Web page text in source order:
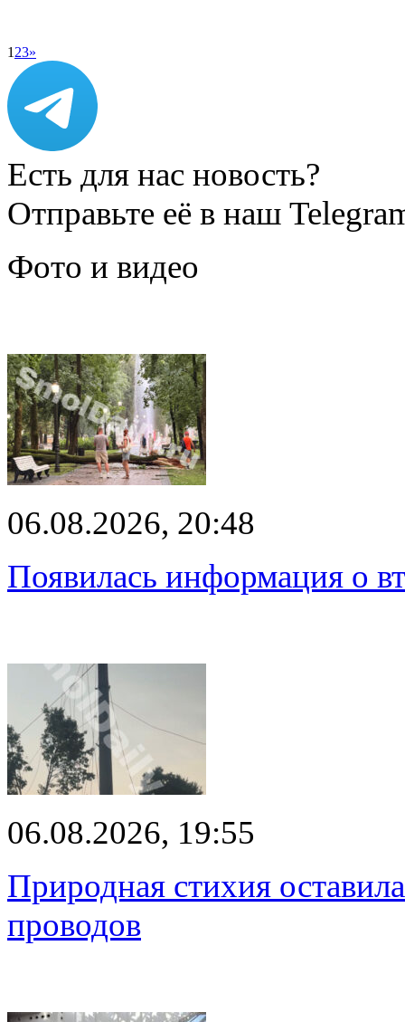
1 23»
Есть для нас новость?
Отправьте её в наш
Фото и видео
06.08.2026, 20:48
Появилась информация о
06.08.2026, 19:55
Природная стихия
проводов